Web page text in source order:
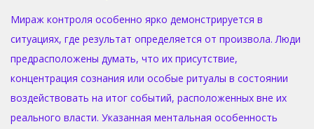
Мираж контроля особенно ярко демонстрируется в
ситуациях, где результат определяется от произвола. Люди
предрасположены думать, что их присутствие,
концентрация сознания или особые ритуалы в состоянии
воздействовать на итог событий, расположенных вне их
реального власти. Указанная ментальная особенность